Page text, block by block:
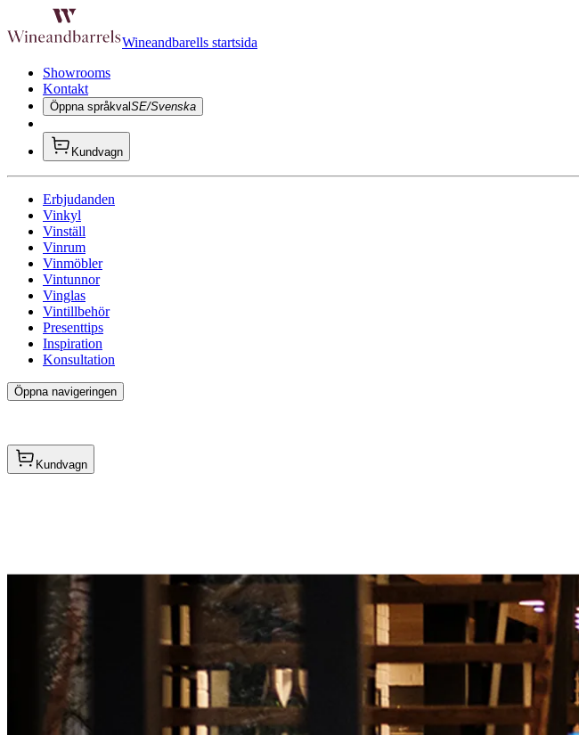
Wineandbarells startsida
Showrooms
Kontakt
Öppna språkvalSE/Svenska
Kundvagn
Erbjudanden
Vinkyl
Vinställ
Vinrum
Vinmöbler
Vintunnor
Vinglas
Vintillbehör
Presenttips
Inspiration
Konsultation
Öppna navigeringen
Kundvagn